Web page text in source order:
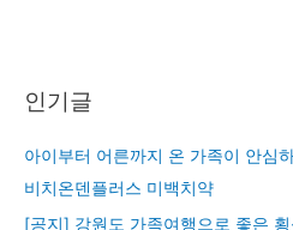
인기글
아이부터 어른까지 온 가족이 안심
비치온덴플러스 미백치약
[공지] 강원도 가족여행으로 좋은